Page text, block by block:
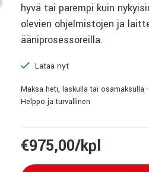
hyvä tai parempi kuin
olevien ohjelmistojen ja
ääniprosessoreilla.
Lataa nyt
Maksa heti, laskulla tai osamaksulla
Helppo ja turvallinen
€975,00/kpl